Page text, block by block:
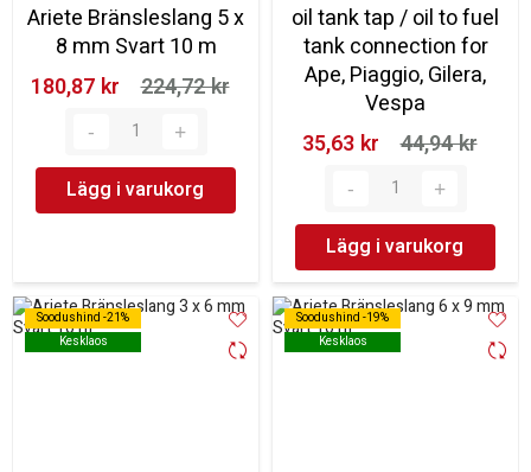
Ariete Bränsleslang 5 x
8 mm Svart 10 m
180,87 kr‎
224,72 kr‎
Lägg i varukorg
oil tank tap / oil to fuel
tank connection for
Ape, Piaggio, Gilera,
Vespa
35,63 kr‎
44,94 kr‎
Lägg i varukorg
Soodushind -21%
Kesklaos
Soodushind -21%
Kesklaos
Soodushind -19%
Kesklaos
Soodushind -19%
Kesklaos